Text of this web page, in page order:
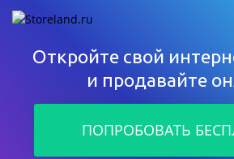
Откройте свой
и продавайте
ПОПРОБОВАТЬ